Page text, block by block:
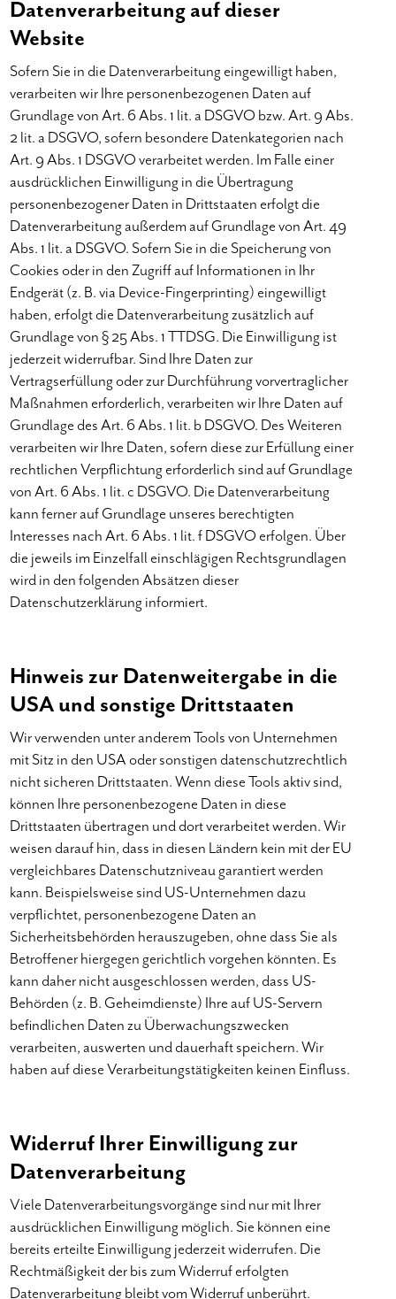
Datenverarbeitung auf dieser
Website
Sofern Sie in die Datenverarbeitung eingewilligt haben,
verarbeiten wir Ihre personenbezogenen Daten auf
Grundlage von Art. 6 Abs. 1 lit. a DSGVO bzw. Art. 9 Abs.
2 lit. a DSGVO, sofern besondere Datenkategorien nach
Art. 9 Abs. 1 DSGVO verarbeitet werden. Im Falle einer
ausdrücklichen Einwilligung in die Übertragung
personenbezogener Daten in Drittstaaten erfolgt die
Datenverarbeitung außerdem auf Grundlage von Art. 49
Abs. 1 lit. a DSGVO. Sofern Sie in die Speicherung von
Cookies oder in den Zugriff auf Informationen in Ihr
Endgerät (z. B. via Device-Fingerprinting) eingewilligt
haben, erfolgt die Datenverarbeitung zusätzlich auf
Grundlage von § 25 Abs. 1 TTDSG. Die Einwilligung ist
jederzeit widerrufbar. Sind Ihre Daten zur
Vertragserfüllung oder zur Durchführung vorvertraglicher
Maßnahmen erforderlich, verarbeiten wir Ihre Daten auf
Grundlage des Art. 6 Abs. 1 lit. b DSGVO. Des Weiteren
verarbeiten wir Ihre Daten, sofern diese zur Erfüllung einer
rechtlichen Verpflichtung erforderlich sind auf Grundlage
von Art. 6 Abs. 1 lit. c DSGVO. Die Datenverarbeitung
kann ferner auf Grundlage unseres berechtigten
Interesses nach Art. 6 Abs. 1 lit. f DSGVO erfolgen. Über
die jeweils im Einzelfall einschlägigen Rechtsgrundlagen
wird in den folgenden Absätzen dieser
Datenschutzerklärung informiert.
Hinweis zur Datenweitergabe in die
USA und sonstige Drittstaaten
Wir verwenden unter anderem Tools von Unternehmen
mit Sitz in den USA oder sonstigen datenschutzrechtlich
nicht sicheren Drittstaaten. Wenn diese Tools aktiv sind,
können Ihre personenbezogene Daten in diese
Drittstaaten übertragen und dort verarbeitet werden. Wir
weisen darauf hin, dass in diesen Ländern kein mit der EU
vergleichbares Datenschutzniveau garantiert werden
kann. Beispielsweise sind US-Unternehmen dazu
verpflichtet, personenbezogene Daten an
Sicherheitsbehörden herauszugeben, ohne dass Sie als
Betroffener hiergegen gerichtlich vorgehen könnten. Es
kann daher nicht ausgeschlossen werden, dass US-
Behörden (z. B. Geheimdienste) Ihre auf US-Servern
befindlichen Daten zu Überwachungszwecken
verarbeiten, auswerten und dauerhaft speichern. Wir
haben auf diese Verarbeitungstätigkeiten keinen Einfluss.
Widerruf Ihrer Einwilligung zur
Datenverarbeitung
Viele Datenverarbeitungsvorgänge sind nur mit Ihrer
ausdrücklichen Einwilligung möglich. Sie können eine
bereits erteilte Einwilligung jederzeit widerrufen. Die
Rechtmäßigkeit der bis zum Widerruf erfolgten
Datenverarbeitung bleibt vom Widerruf unberührt.